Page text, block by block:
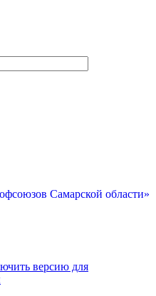
Самарской области»
версию для